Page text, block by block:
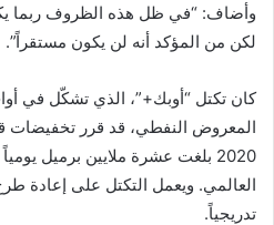
لكن من المؤكد أنه لن يكون مستقراً”.
المعروض النفطي، قد قرر تخفيضات
العالمي. ويعمل التكتل على إعادة
تدريجياً.